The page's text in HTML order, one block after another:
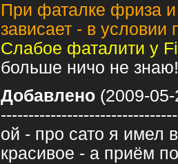
При фаталке фриза и
зависает - в
Слабое фаталити у
больше ничо не знаю!
Добавлено(2009-05-
ой - про сато я имел
красивое - а приём